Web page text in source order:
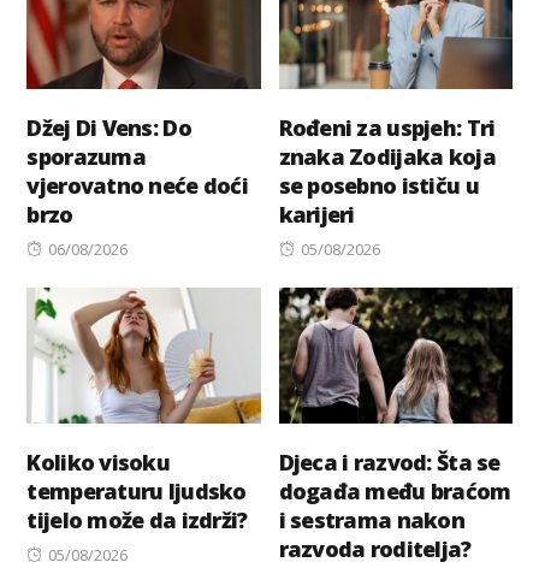
Džej Di Vens: Do
sporazuma
vjerovatno neće doći
brzo
Posted
06/08/2026
Rođeni za uspjeh: Tri
znaka Zodijaka koja
se posebno ističu u
karijeri
Posted
05/08/2026
Koliko visoku
temperaturu ljudsko
tijelo može da izdrži?
Posted
05/08/2026
Djeca i razvod: Šta se
događa među braćom
i sestrama nakon
razvoda roditelja?